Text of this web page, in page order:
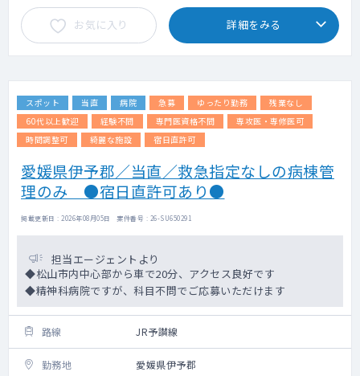
お気に入り 詳細をみる
スポット 当直 病院 急募 ゆったり勤務
残業なし
60代以上歓迎
経験不問 専門医資格不問
専攻医・専修医可
時間調整可
綺麗な施設 宿日直許可
愛媛県伊予郡／当直／救急指定なしの病棟管
理のみ ●宿日直許可あり●
掲載更新日 : 2026年08月05日 案件番号 : 26-SU650291
担当エージェントより
◆松山市内中心部から車で20分、アクセス良好です
◆精神科病院ですが、科目不問でご応募いただけます
路線 JR予讃線
勤務地 愛媛県伊予郡